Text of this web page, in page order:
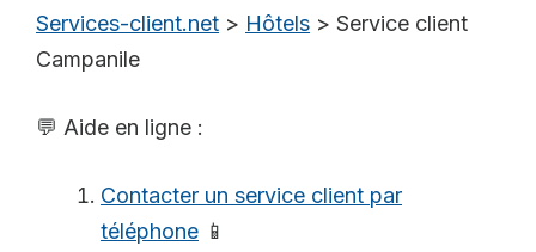
Services-client.net > Hôtels > Service client
Campanile
💬 Aide en ligne :
Contacter un service client par
téléphone 📱